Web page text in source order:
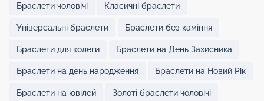
Браслети чоловічі Класичні браслети
Універсальні браслети Браслети без каміння
Браслети для колеги Браслети на День Захисника
Браслети на день народження Браслети на Новий Рік
Браслети на ювілей Золоті браслети чоловічі